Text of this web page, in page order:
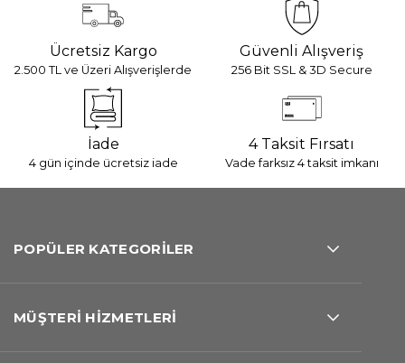
Ücretsiz Kargo
2.500 TL ve Üzeri Alışverişlerde
Güvenli Alışveriş
256 Bit SSL & 3D Secure
İade
4 gün içinde ücretsiz iade
4 Taksit Fırsatı
Vade farksız 4 taksit imkanı
POPÜLER KATEGORİLER
MÜŞTERİ HİZMETLERİ